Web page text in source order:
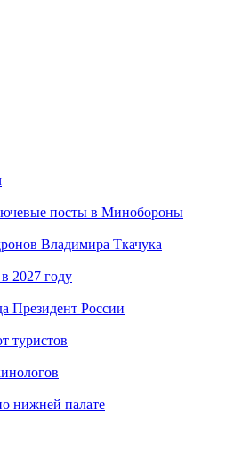
посты в Минобороны
Владимира Ткачука
2027 году
Президент России
туристов
нижней палате